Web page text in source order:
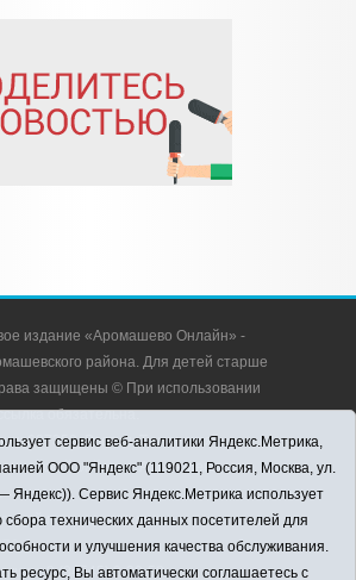
издание «Аромашево Онлайн» -
района. Для детей старше
защищены © При использовании
обязательна.
627350, Россия, Тюменская
район, с. Аромашево, ул.
почты редакции:
8 (34545) 2-30-58
сервис веб-аналитики Яндекс.Метрика,
ООО "Яндекс" (119021, Россия, Москва, ул.
Яндекс)). Сервис Яндекс.Метрика использует
технических данных посетителей для
и улучшения качества обслуживания.
ресурс, Вы автоматически соглашаетесь с